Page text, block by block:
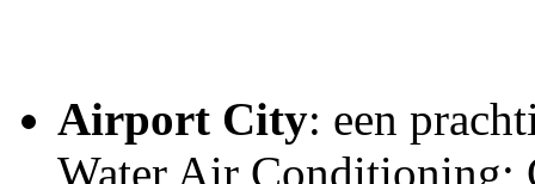
Airport City: een
Water Air Conditioning;